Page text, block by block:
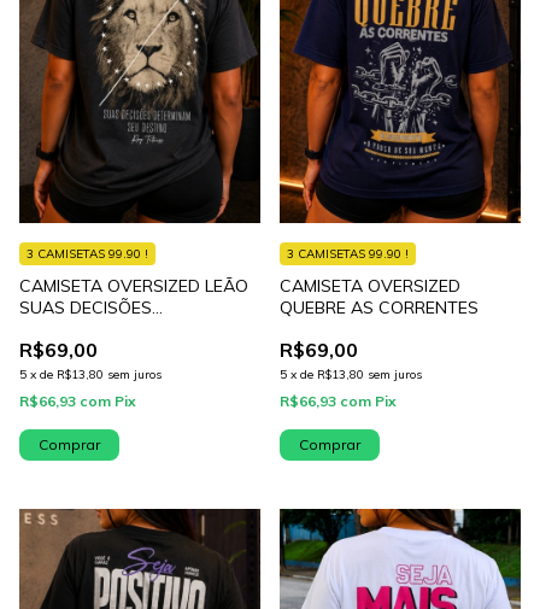
CAMISETA OVERSIZED LEÃO
SUAS DECISÕES
R$69,00
5 x de R$13,80 sem juros
3 CAMISETAS 99.90 !
R$66,93 com Pix
Comprar
CAMISETA OVERSIZED
QUEBRE AS CORRENTES
R$69,00
5 x de R$13,80 sem juros
3 CAMISETAS 99.90 !
R$66,93 com Pix
Comprar